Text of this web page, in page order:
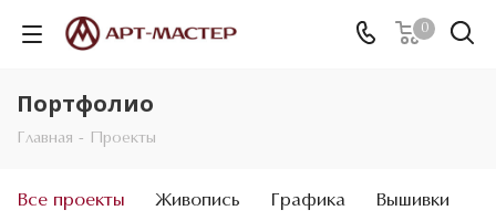
0
Портфолио
Главная - Проекты
Все проекты Живопись Графика Вышивки